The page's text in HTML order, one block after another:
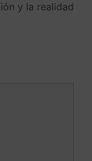
y la realidad